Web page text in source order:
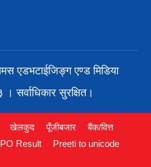
एडभटाईजिङ्ग एण्ड मिडिया
सर्वाधिकार सुरक्षित।
खेलकुद पूँजीबजार
बैंक/वित्त
Result Preeti to unicode